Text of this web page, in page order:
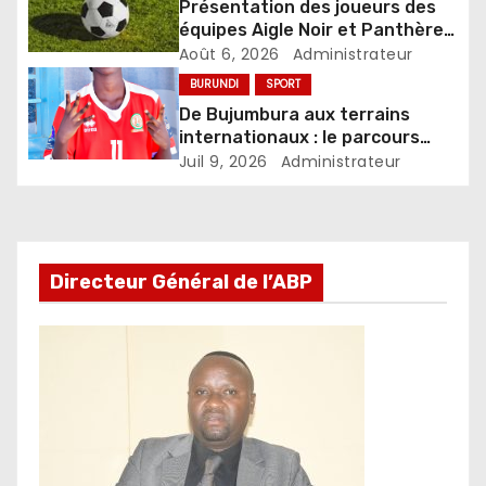
Présentation des joueurs des
équipes Aigle Noir et Panthère
Noire
Août 6, 2026 Administrateur
BURUNDI SPORT
De Bujumbura aux terrains
internationaux : le parcours
inspirant de la jeune
Juil 9, 2026 Administrateur
Directeur Général de l’ABP